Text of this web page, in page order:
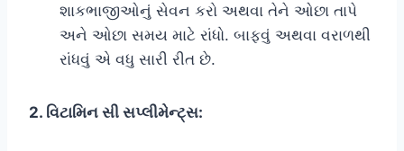
શાકભાજીઓનું સેવન કરો અથવા તેને ઓછા તાપે
અને ઓછા સમય માટે રાંધો. બાફવું અથવા વરાળથી
રાંધવું એ વધુ સારી રીત છે.
2. વિટામિન સી સપ્લીમેન્ટ્સ: